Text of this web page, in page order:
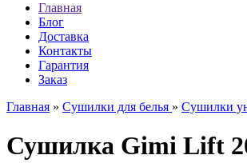
Главная
Блог
Доставка
Контакты
Гарантия
Заказ
Главная » Сушилки для белья » Сушилки
Сушилка Gimi Lift